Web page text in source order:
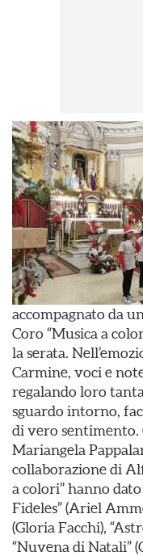
accompagnato da
Coro “Musica a
la serata.
Carmine, voci e
regalando loro
sguardo intorno,
di vero sentimento.
Mariangela
collaborazione di
a colori” hanno
Fideles” (Ariel
(Gloria Facchi),
“Nuvena di Natali”